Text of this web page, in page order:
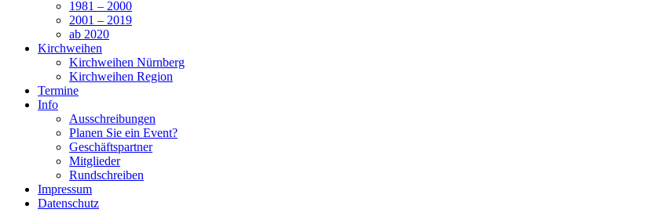
1981 – 2000
2001 – 2019
ab 2020
Kirchweihen
Kirchweihen Nürnberg
Kirchweihen Region
Termine
Info
Ausschreibungen
Planen Sie ein Event?
Geschäftspartner
Mitglieder
Rundschreiben
Impressum
Datenschutz